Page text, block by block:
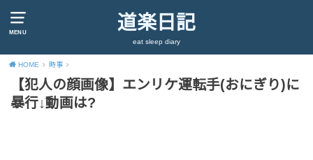
MENU 道楽日記
eat sleep diary
HOME 時事
【犯人の顔画像】エンリケ運転手(おにぎり)に
暴行↓動画は?